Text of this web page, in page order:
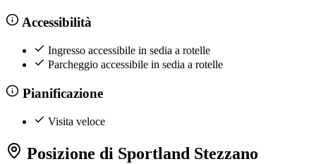
Accessibilità
Ingresso accessibile in sedia a rotelle
Parcheggio accessibile in sedia a rotelle
Pianificazione
Visita veloce
Posizione di Sportland Stezzano